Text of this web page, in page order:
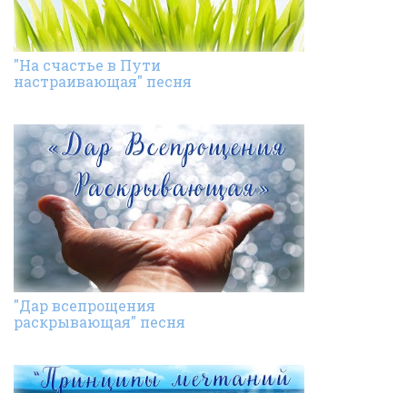
"На счастье в Пути
настраивающая" песня
"Дар всепрощения
раскрывающая" песня